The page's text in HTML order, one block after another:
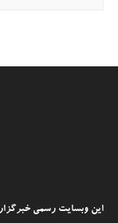
این وبسایت رسمی